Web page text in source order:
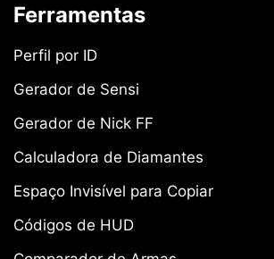
Ferramentas
Perfil por ID
Gerador de Sensi
Gerador de Nick FF
Calculadora de Diamantes
Espaço Invisível para Copiar
Códigos de HUD